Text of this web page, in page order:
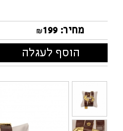
מחיר: ₪199
הוסף לעגלה